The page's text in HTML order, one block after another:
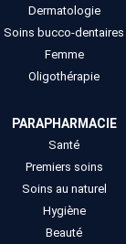
Dermatologie
Soins bucco-dentaires
Femme
Oligothérapie
PARAPHARMACIE
Santé
Premiers soins
Soins au naturel
Hygiène
Beauté